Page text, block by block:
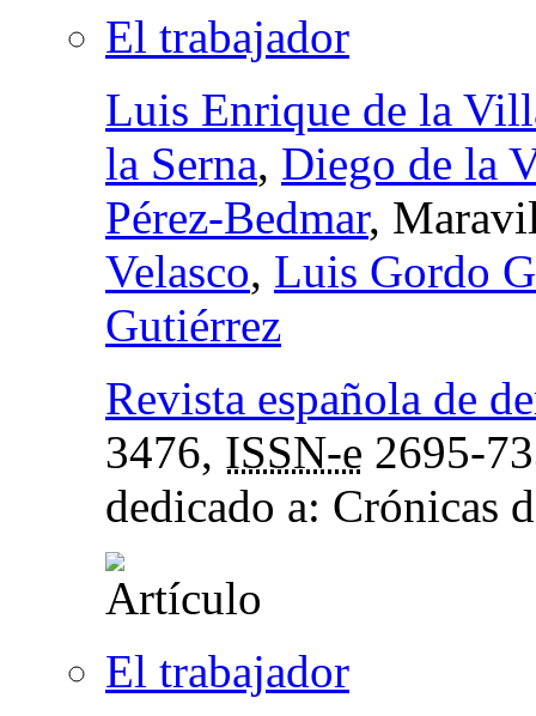
El trabajador
Luis Enrique de la
la Serna, Diego de la
Pérez-Bedmar,
Velasco, Luis Gordo
Gutiérrez
Revista española de
3476, ISSN-e 2695-
dedicado a: Crónicas
El trabajador